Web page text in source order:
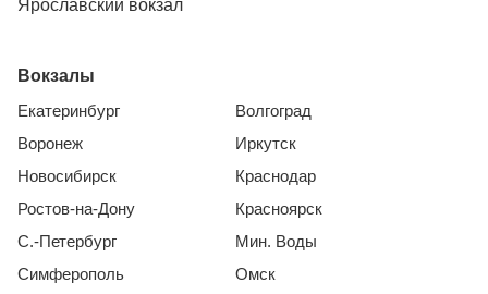
Ярославский вокзал
Вокзалы
Екатеринбург
Воронеж
Новосибирск
Ростов-на-Дону
С.-Петербург
Симферополь
Волгоград
Иркутск
Краснодар
Красноярск
Мин. Воды
Омск